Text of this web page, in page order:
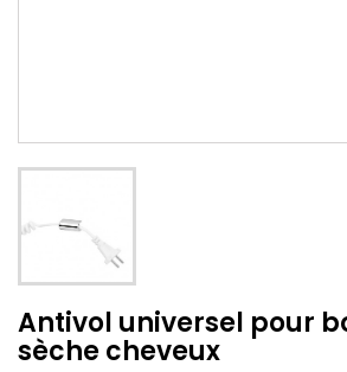
Antivol universel pour
sèche cheveux